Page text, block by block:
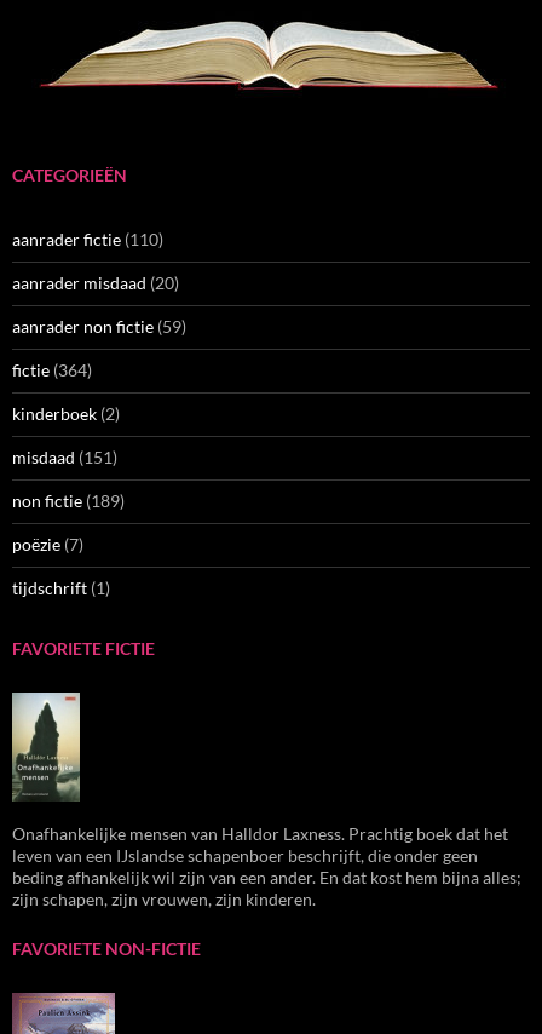
CATEGORIEËN
aanrader fictie (110)
aanrader misdaad (20)
aanrader non fictie (59)
fictie (364)
kinderboek (2)
misdaad (151)
non fictie (189)
poëzie (7)
tijdschrift (1)
FAVORIETE FICTIE
Onafhankelijke mensen van Halldor Laxness. Prachtig boek dat het
leven van een IJslandse schapenboer beschrijft, die onder geen
beding afhankelijk wil zijn van een ander. En dat kost hem bijna alles;
zijn schapen, zijn vrouwen, zijn kinderen.
FAVORIETE NON-FICTIE